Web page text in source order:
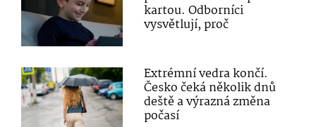
kartou. Odborníci
vysvětlují, proč
Extrémní vedra končí.
Česko čeká několik dnů
deště a výrazná změna
počasí